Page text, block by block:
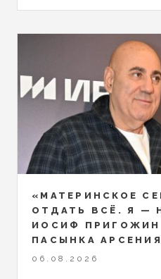
«МАТЕРИНСКОЕ
ОТДАТЬ ВСЁ. Я —
ИОСИФ
ПАСЫНКА
06.08.2026